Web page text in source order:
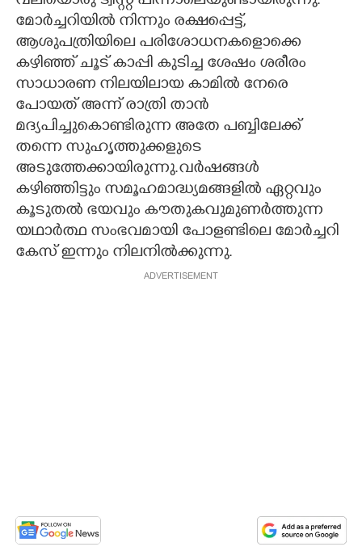
മോർച്ചറിയിൽ നിന്നും രക്ഷപ്പെട്ട്,
ആശുപത്രിയിലെ പരിശോധനകളൊക്കെ
കഴിഞ്ഞ് ചൂട് കാപ്പി കുടിച്ച ശേഷം ശരീരം
സാധാരണ നിലയിലായ കാമിൽ നേരെ
പോയത് അന്ന് രാത്രി താൻ
മദ്യപിച്ചുകൊണ്ടിരുന്ന അതേ പബ്ബിലേക്ക്
തന്നെ സുഹൃത്തുക്കളുടെ
അടുത്തേക്കായിരുന്നു.വർഷങ്ങൾ
കഴിഞ്ഞിട്ടും സമൂഹമാദ്ധ്യമങ്ങളിൽ ഏറ്റവും
കൂടുതൽ ഭയവും കൗതുകവുമുണർത്തുന്ന
യഥാർത്ഥ സംഭവമായി പോളണ്ടിലെ മോർച്ചറി
കേസ് ഇന്നും നിലനിൽക്കുന്നു.
ADVERTISEMENT